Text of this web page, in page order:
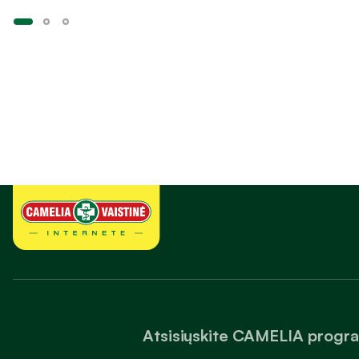
Atsisiųskite CAMELIA